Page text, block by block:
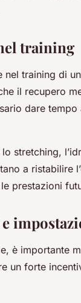
training
training di
il recupero
dare
stretching,
a ristabilire
prestazioni
è importante
un forte